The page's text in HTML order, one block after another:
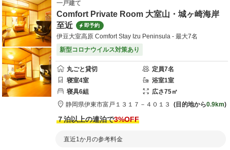
一戸建て
Comfort Private Room 大室山・城ヶ崎海岸
至近
即予約
伊豆大室高原 Comfort Stay Izu Peninsula - 最大7名
新型コロナウイルス対策あり
丸ごと貸切 定員7名
寝室4室 浴室1室
寝具6組 広さ75㎡
静岡県伊東市富戸１３１７－４０１３ 目的地から0.9km
７泊以上の連泊で3%OFF
直近1か月の参考料金